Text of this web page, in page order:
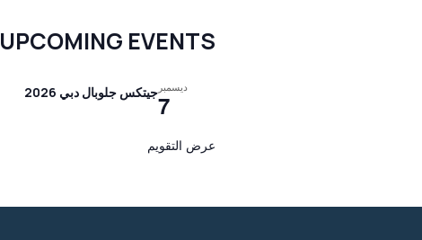
UPCOMING EVENTS
ديسمبر
7جيتكس جلوبال دبي 2026
عرض التقويم